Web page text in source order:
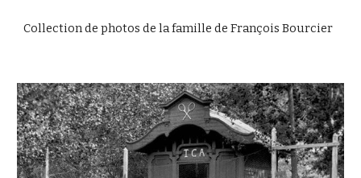
Collection de photos de la famille de François Bourcier